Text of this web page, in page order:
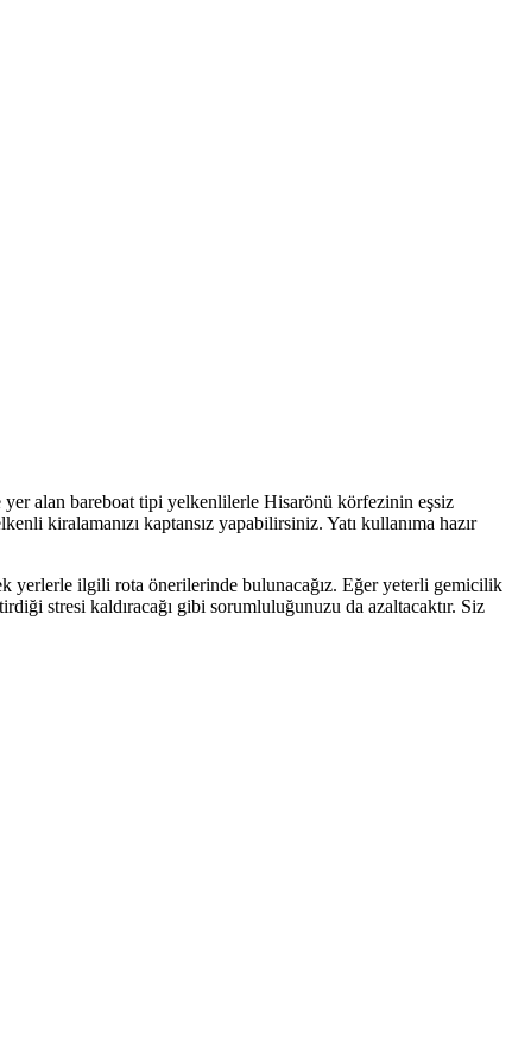
alan bareboat tipi yelkenlilerle Hisarönü körfezinin eşsiz
kiralamanızı kaptansız yapabilirsiniz. Yatı kullanıma hazır
yerlerle ilgili rota önerilerinde bulunacağız. Eğer yeterli gemicilik
stresi kaldıracağı gibi sorumluluğunuzu da azaltacaktır. Siz